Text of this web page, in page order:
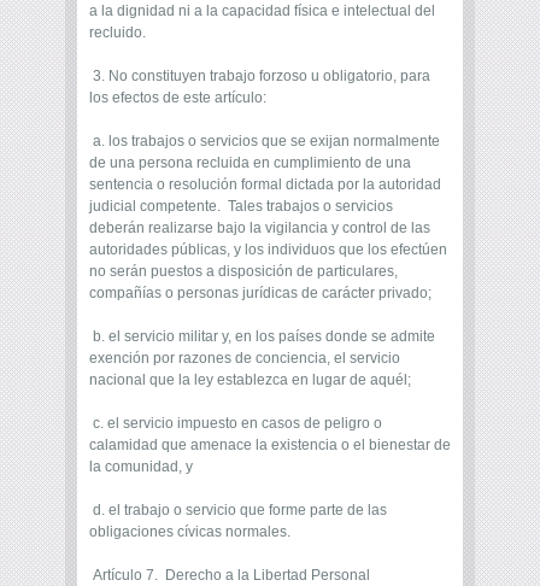
a la dignidad ni a la capacidad física e intelectual del
recluido.
3. No constituyen trabajo forzoso u obligatorio, para
los efectos de este artículo:
a. los trabajos o servicios que se exijan normalmente
de una persona recluida en cumplimiento de una
sentencia o resolución formal dictada por la autoridad
judicial competente. Tales trabajos o servicios
deberán realizarse bajo la vigilancia y control de las
autoridades públicas, y los individuos que los efectúen
no serán puestos a disposición de particulares,
compañías o personas jurídicas de carácter privado;
b. el servicio militar y, en los países donde se admite
exención por razones de conciencia, el servicio
nacional que la ley establezca en lugar de aquél;
c. el servicio impuesto en casos de peligro o
calamidad que amenace la existencia o el bienestar de
la comunidad, y
d. el trabajo o servicio que forme parte de las
obligaciones cívicas normales.
Artículo 7. Derecho a la Libertad Personal